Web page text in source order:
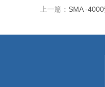
上一篇： SMA -